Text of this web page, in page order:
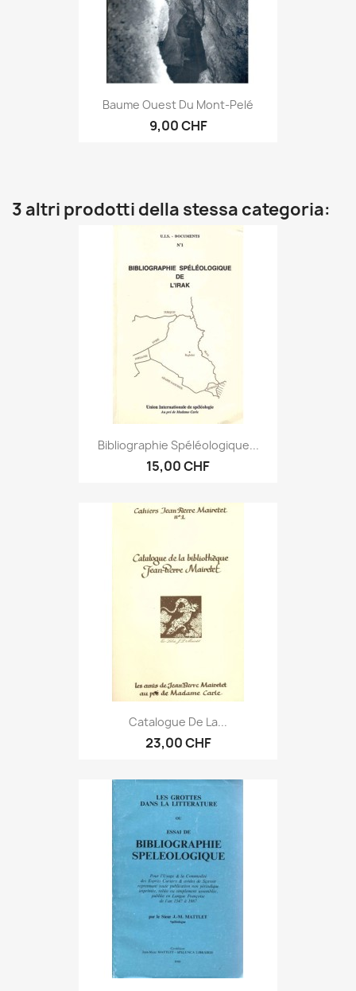
Baume Ouest Du Mont-Pelé
9,00 CHF
3 altri prodotti della stessa categoria:
Bibliographie Spéléologique...
15,00 CHF
Catalogue De La...
23,00 CHF